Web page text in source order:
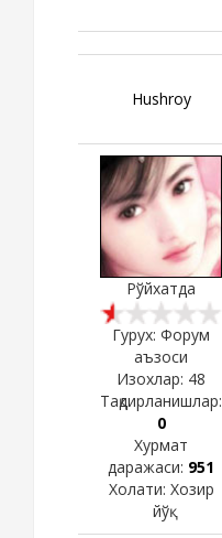
Hushroy
Рўйхатда
Гурух: Форум
аъзоси
Изохлар: 48
Тақдирланишлар:
0
Хурмат
даражаси: 951
Холати: Хозир
йўқ